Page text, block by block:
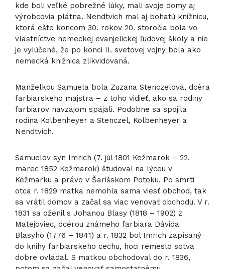
kde boli veľké pobrežné lúky, mali svoje domy aj
výrobcovia plátna. Nendtvich mal aj bohatú knižnicu,
ktorá ešte koncom 30. rokov 20. storočia bola vo
vlastníctve nemeckej evanjelickej ľudovej školy a nie
je vylúčené, že po konci II. svetovej vojny bola ako
nemecká knižnica zlikvidovaná.
Manželkou Samuela bola Zuzana Stenczelová, dcéra
farbiarskeho majstra – z toho vidieť, ako sa rodiny
farbiarov navzájom spájali. Podobne sa spojila
rodina Kolbenheyer a Stenczel, Kolbenheyer a
Nendtvich.
Samuelov syn Imrich (7. júl 1801 Kežmarok – 22.
marec 1852 Kežmarok) študoval na lýceu v
Kežmarku a právo v Šarišskom Potoku. Po smrti
otca r. 1829 matka nemohla sama viesť obchod, tak
sa vrátil domov a začal sa viac venovať obchodu. V r.
1831 sa oženil s Johanou Blasy (1818 – 1902) z
Matejoviec, dcérou známeho farbiara Dávida
Blasyho (1776 – 1841) a r. 1832 bol Imrich zapísaný
do knihy farbiarskeho cechu, hoci remeslo sotva
dobre ovládal. S matkou obchodoval do r. 1836,